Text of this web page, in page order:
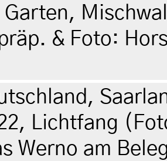
Garten,
& Foto:
Lichtfang
Werno am